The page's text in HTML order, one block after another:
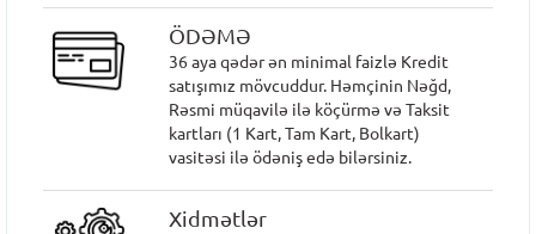
ÖDƏMƏ
36 aya qədər ən minimal faizlə Kredit
satışımız mövcuddur. Həmçinin Nəğd,
Rəsmi müqavilə ilə köçürmə və Taksit
kartları (1 Kart, Tam Kart, Bolkart)
vasitəsi ilə ödəniş edə bilərsiniz.
Xidmətlər